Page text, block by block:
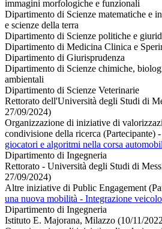
immagini morfologiche e funzionali
Dipartimento di Scienze matematiche e
e scienze della terra
Dipartimento di Scienze politiche e
Dipartimento di Medicina Clinica e
Dipartimento di Giurisprudenza
Dipartimento di Scienze chimiche,
ambientali
Dipartimento di Scienze Veterinarie
Rettorato dell'Università degli Studi di
27/09/2024)
Organizzazione di iniziative di
condivisione della ricerca (Partecipante) -
giocatori e algoritmi nella corsa
Dipartimento di Ingegneria
Rettorato - Università degli Studi di
27/09/2024)
Altre iniziative di Public Engagement
una nuova mobilità - Integrazione
Dipartimento di Ingegneria
Istituto E. Majorana, Milazzo (10/11/